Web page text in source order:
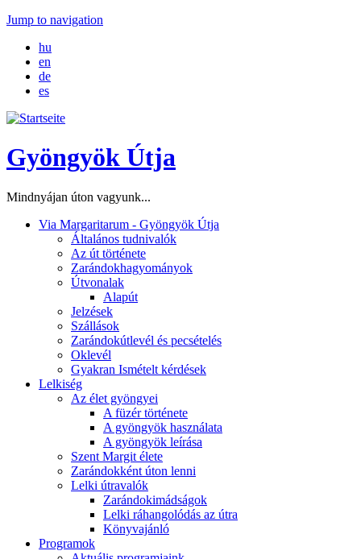
Jump to navigation
hu
en
de
es
Gyöngyök Útja
Mindnyájan úton vagyunk...
Via Margaritarum - Gyöngyök Útja
Általános tudnivalók
Az út története
Zarándokhagyományok
Útvonalak
Alapút
Jelzések
Szállások
Zarándokútlevél és pecsételés
Oklevél
Gyakran Ismételt kérdések
Lelkiség
Az élet gyöngyei
A füzér története
A gyöngyök használata
A gyöngyök leírása
Szent Margit élete
Zarándokként úton lenni
Lelki útravalók
Zarándokimádságok
Lelki ráhangolódás az útra
Könyvajánló
Programok